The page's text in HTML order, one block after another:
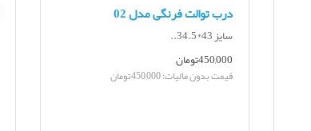
درب توالت فرنگی مدل 02
سایز 43*34.5..
450,000تومان
قیمت بدون مالیات: 450,000تومان